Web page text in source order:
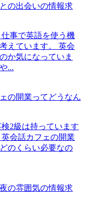
の出会いの情報求
事で英語を使う機
えています。 英会
か気になっていま
...
の開業ってどうなん
2級は持っています
会話カフェの開業
のくらい必要なの
の雰囲気の情報求